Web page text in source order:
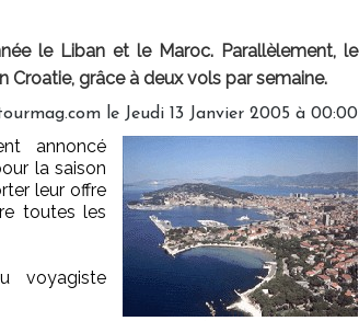
le Liban et le Maroc. Parallèlement, le
grâce à deux vols par semaine.
le Jeudi 13 Janvier 2005 à 00:00
annoncé
la saison
leur offre
toutes les
voyagiste